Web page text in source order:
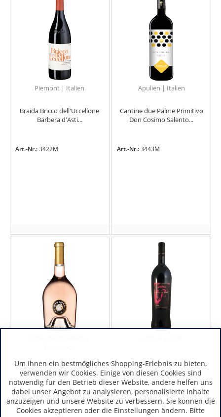
Piemont | Italien
Braida Bricco dell'Uccellone
Barbera d'Asti...
Art.-Nr.:3422M
Apulien | Italien
Cantine due Palme Primitivo
Don Cosimo Salento...
Art.-Nr.:3443M
Château Miraval Brad Pitt &
Marc Perrin Miraval...
Art.-Nr.:3064M
Caballo Loco 1,5 L
Art.-Nr.:9290M
Um Ihnen ein bestmögliches Shopping-Erlebnis zu bieten,
verwenden wir Cookies. Einige von diesen Cookies sind
notwendig für den Betrieb dieser Website, andere helfen uns
dabei unser Angebot zu analysieren, personalisierte Inhalte
anzuzeigen und unsere Website zu verbessern. Sie können die
Cookies akzeptieren oder die Einstellungen ändern. Bitte